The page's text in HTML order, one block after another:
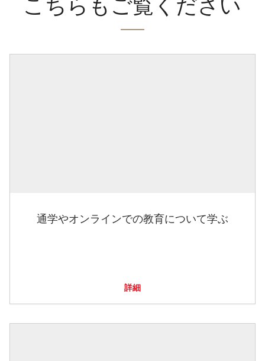
こちらもご覧ください
通学やオンラインでの教育について学ぶ
詳細